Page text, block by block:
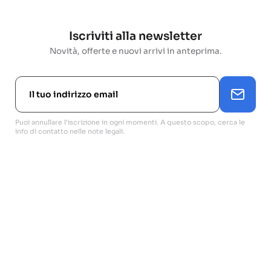
Iscriviti alla newsletter
Novità, offerte e nuovi arrivi in anteprima.
Puoi annullare l'iscrizione in ogni momenti. A questo scopo, cerca le
info di contatto nelle note legali.